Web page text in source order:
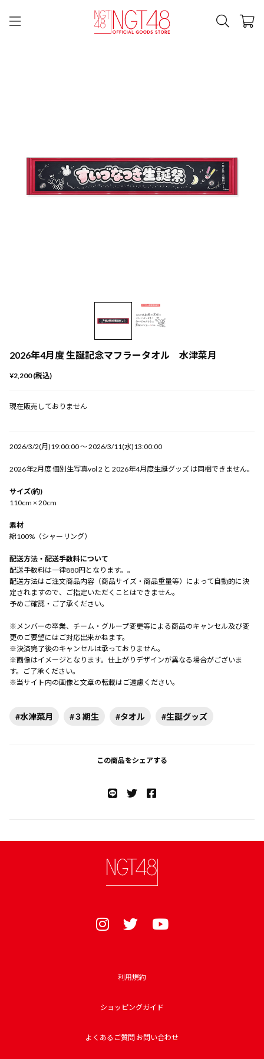
2026年4月度 生誕記念マフラータオル 水津菜月
¥2,200 (税込)
現在販売しておりません
2026/3/2(月)19:00:00 〜 2026/3/11(水)13:00:00
2026年2月度 個別生写真vol 2 と 2026年4月度生誕グッズ は同梱できません。
サイズ(約)
110cm × 20cm
素材
綿100%（シャーリング）
配送方法・配送手数料について
配送手数料は一律880円となります。。
配送方法はご注文商品内容（商品サイズ・商品重量等）によって自動的に決
定されますので、ご指定いただくことはできません。
予めご確認・ご了承ください。
※メンバーの卒業、チーム・グループ変更等による商品のキャンセル及び変
更のご要望にはご対応出来かねます。
※決済完了後のキャンセルは承っておりません。
※画像はイメージとなります。仕上がりデザインが異なる場合がございま
す。ご了承ください。
※当サイト内の画像と文章の転載はご遠慮ください。
#水津菜月 #３期生 #タオル #生誕グッズ
この商品をシェアする
利用規約
ショッピングガイド
よくあるご質問 お問い合わせ